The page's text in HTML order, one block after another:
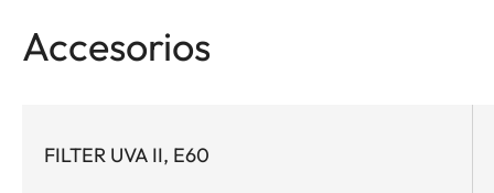
Accesorios
FILTER UVA II, E60